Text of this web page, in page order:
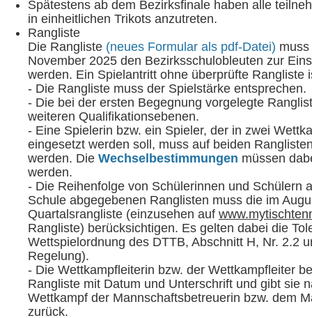
Spätestens ab dem Bezirksfinale haben alle
in einheitlichen Trikots anzutreten.
Rangliste
Die Rangliste (neues Formular als pdf-Datei)
November 2025 den Bezirksschulobleuten zur
werden. Ein Spielantritt ohne überprüfte Rangliste
- Die Rangliste muss der Spielstärke entsprechen.
- Die bei der ersten Begegnung vorgelegte
weiteren Qualifikationsebenen.
- Eine Spielerin bzw. ein Spieler, der in zwei
eingesetzt werden soll, muss auf beiden
werden. Die Wechselbestimmungen müssen
werden.
- Die Reihenfolge von Schülerinnen und Schülern
Schule abgegebenen Ranglisten muss die im
Quartalsrangliste (einzusehen auf
Rangliste) berücksichtigen. Es gelten dabei die
Wettspielordnung des DTTB, Abschnitt H, Nr. 2.2
Regelung).
- Die Wettkampfleiterin bzw. der Wettkampfleiter
Rangliste mit Datum und Unterschrift und gibt sie
Wettkampf der Mannschaftsbetreuerin bzw. dem
zurück.